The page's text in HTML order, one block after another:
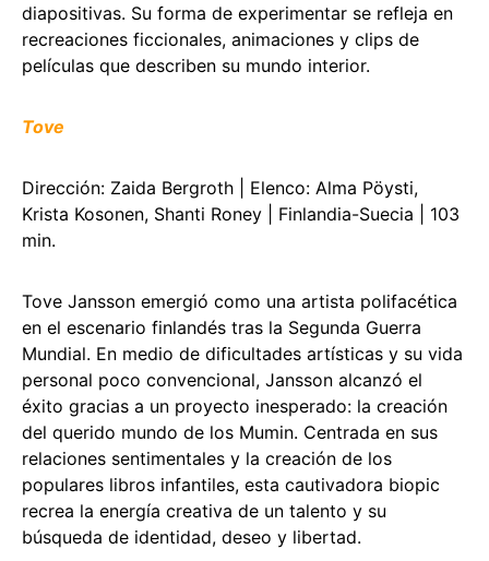
diapositivas. Su forma de experimentar se refleja en
recreaciones ficcionales, animaciones y clips de
películas que describen su mundo interior.
Tove
Dirección: Zaida Bergroth | Elenco: Alma Pöysti,
Krista Kosonen, Shanti Roney | Finlandia-Suecia | 103
min.
Tove Jansson emergió como una artista polifacética
en el escenario finlandés tras la Segunda Guerra
Mundial. En medio de dificultades artísticas y su vida
personal poco convencional, Jansson alcanzó el
éxito gracias a un proyecto inesperado: la creación
del querido mundo de los Mumin. Centrada en sus
relaciones sentimentales y la creación de los
populares libros infantiles, esta cautivadora biopic
recrea la energía creativa de un talento y su
búsqueda de identidad, deseo y libertad.